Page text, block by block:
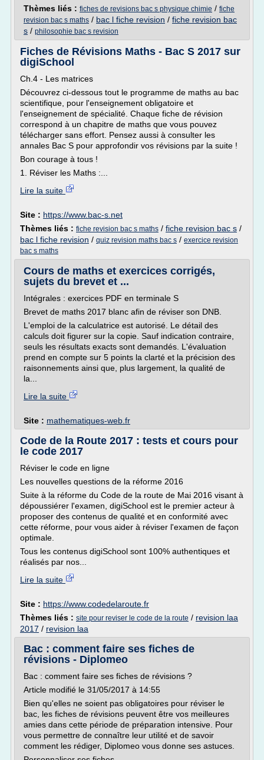
Thèmes liés : fiches de revisions bac s physique chimie / fiche
revision bac s maths / bac l fiche revision / fiche revision bac
s / philosophie bac s revision
Fiches de Révisions Maths - Bac S 2017 sur
digiSchool
Ch.4 - Les matrices
Découvrez ci-dessous tout le programme de maths au bac
scientifique, pour l'enseignement obligatoire et
l'enseignement de spécialité. Chaque fiche de révision
correspond à un chapitre de maths que vous pouvez
télécharger sans effort. Pensez aussi à consulter les
annales Bac S pour approfondir vos révisions par la suite !
Bon courage à tous !
1. Réviser les Maths :...
Lire la suite
Site : https://www.bac-s.net
Thèmes liés : fiche revision bac s maths / fiche revision bac s /
bac l fiche revision / quiz revision maths bac s / exercice revision
bac s maths
Cours de maths et exercices corrigés,
sujets du brevet et ...
Intégrales : exercices PDF en terminale S
Brevet de maths 2017 blanc afin de réviser son DNB.
L'emploi de la calculatrice est autorisé. Le détail des
calculs doit figurer sur la copie. Sauf indication contraire,
seuls les résultats exacts sont demandés. L'évaluation
prend en compte sur 5 points la clarté et la précision des
raisonnements ainsi que, plus largement, la qualité de
la...
Lire la suite
Site : mathematiques-web.fr
Code de la Route 2017 : tests et cours pour
le code 2017
Réviser le code en ligne
Les nouvelles questions de la réforme 2016
Suite à la réforme du Code de la route de Mai 2016 visant à
dépoussiérer l'examen, digiSchool est le premier acteur à
proposer des contenus de qualité et en conformité avec
cette réforme, pour vous aider à réviser l'examen de façon
optimale.
Tous les contenus digiSchool sont 100% authentiques et
réalisés par nos...
Lire la suite
Site : https://www.codedelaroute.fr
Thèmes liés : site pour reviser le code de la route / revision laa
2017 / revision laa
Bac : comment faire ses fiches de
révisions - Diplomeo
Bac : comment faire ses fiches de révisions ?
Article modifié le 31/05/2017 à 14:55
Bien qu'elles ne soient pas obligatoires pour réviser le
bac, les fiches de révisions peuvent être vos meilleures
amies dans cette période de préparation intensive. Pour
vous permettre de connaître leur utilité et de savoir
comment les rédiger, Diplomeo vous donne ses astuces.